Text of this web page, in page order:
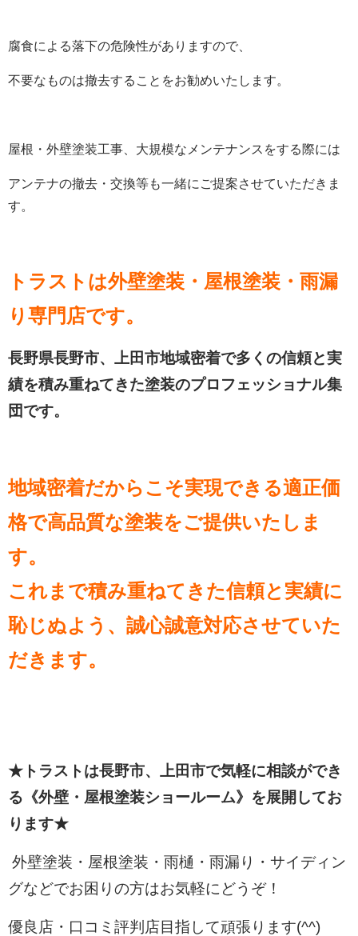
腐食による落下の危険性がありますので、
不要なものは撤去することをお勧めいたします。
屋根・外壁塗装工事、大規模なメンテナンスをする際には
アンテナの撤去・交換等も一緒にご提案させていただきま
す。
トラストは外壁塗装・屋根塗装・雨漏
り専門店です。
長野県長野市、上田市地域密着で多くの信頼と実
績を積み重ねてきた塗装のプロフェッショナル集
団です。
地域密着だからこそ実現できる適正価
格で高品質な塗装をご提供いたしま
す。
これまで積み重ねてきた信頼と実績に
恥じぬよう、誠心誠意対応させていた
だきます。
★トラストは長野市、上田市で気軽に相談ができ
る《外壁・屋根塗装ショールーム》を展開してお
ります★
外壁塗装・屋根塗装・雨樋・雨漏り・サイディン
グなどでお困りの方はお気軽にどうぞ！
優良店・口コミ評判店目指して頑張ります(^^)